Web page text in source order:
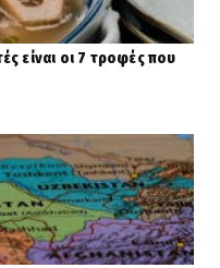
είναι οι 7 τροφές που